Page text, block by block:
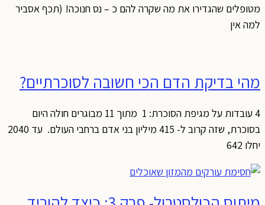
מטופלים שהגדירו את מה שקרה להם כ – נס חנוכה! (תכף אסביר
למה אין
מהי בדיקת הדם הכי חשובה לסוכרתיים?
4 עובדות על מגיפת הסוכרת: 1 מתוך 11 מבוגרים חולה היום
בסוכרת, שזה קרוב ל- 415 מיליון בני אדם ברחבי העולם. עד 2040
יחלו 642